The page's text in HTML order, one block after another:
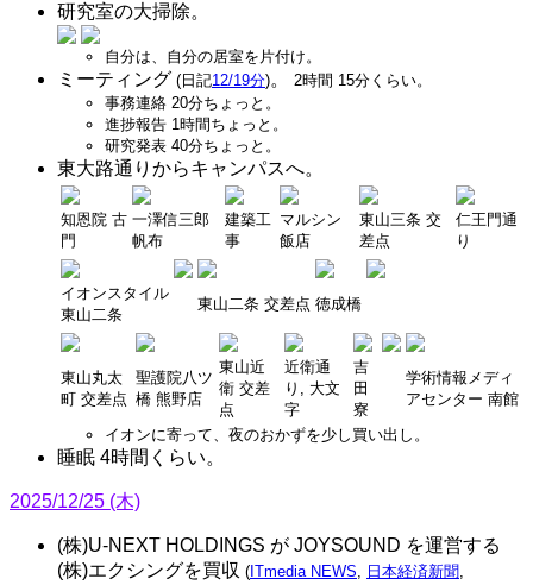
研究室の大掃除。
自分は、自分の居室を片付け。
ミーティング (日記12/19分)。 2時間 15分くらい。
事務連絡 20分ちょっと。
進捗報告 1時間ちょっと。
研究発表 40分ちょっと。
東大路通りからキャンパスへ。
知恩院 古
門
一澤信三郎
帆布
建築工
事
マルシン
飯店
東山三条 交
差点
仁王門通
り
イオンスタイル
東山二条
東山二条 交差点 徳成橋
東山丸太
町 交差点
聖護院八ツ
橋 熊野店
東山近
衛 交差
点
近衛通
り, 大文
字
吉
田
寮
学術情報メディ
アセンター 南館
イオンに寄って、夜のおかずを少し買い出し。
睡眠 4時間くらい。
2025/12/25 (木)
(株)U-NEXT HOLDINGS が JOYSOUND を運営する
(株)エクシングを買収 ( ITmedia NEWS, 日本経済新聞,